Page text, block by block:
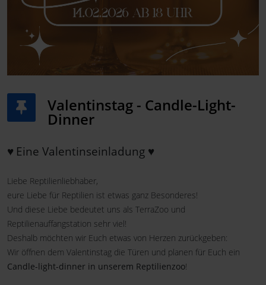
Valentinstag - Candle-Light-
Dinner
♥ Eine Valentinseinladung ♥
Liebe Reptilienliebhaber,
eure Liebe für Reptilien ist etwas ganz Besonderes!
Und diese Liebe bedeutet uns als TerraZoo und
Reptilienauffangstation sehr viel!
Deshalb möchten wir Euch etwas von Herzen zurückgeben:
Wir öffnen dem Valentinstag die Türen und planen für Euch ein
Candle-light-dinner in unserem Reptilienzoo!